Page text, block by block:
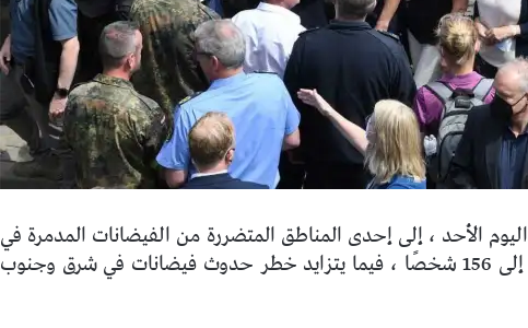
اليوم الأحد ، إلى إحدى المناطق المتضررة من الفيضانات المدمرة في
غرب ألمانيا ، والتي ارتفع عدد القتلى فيها إلى 156 شخصًا ، فيما يتزايد خطر حدوث فيضانات في شرق وجنوب